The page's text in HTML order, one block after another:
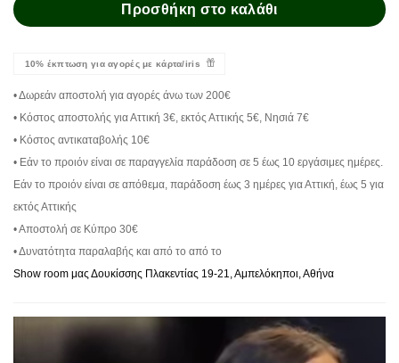
Προσθήκη στο καλάθι
10% έκπτωση για αγορές με κάρτα/iris
• Δωρεάν αποστολή για αγορές άνω των 200€
• Κόστος αποστολής για Αττική 3€, εκτός Αττικής 5€, Νησιά 7€
• Κόστος αντικαταβολής 10€
• Εάν το προιόν είναι σε παραγγελία παράδοση σε 5 έως 10 εργάσιμες ημέρες.
Εάν το προιόν είναι σε απόθεμα, παράδοση έως 3 ημέρες για Αττική, έως 5 για
εκτός Αττικής
• Αποστολή σε Κύπρο 30€
• Δυνατότητα παραλαβής και από το από το
Show room μας Δουκίσσης Πλακεντίας 19-21, Αμπελόκηποι, Αθήνα